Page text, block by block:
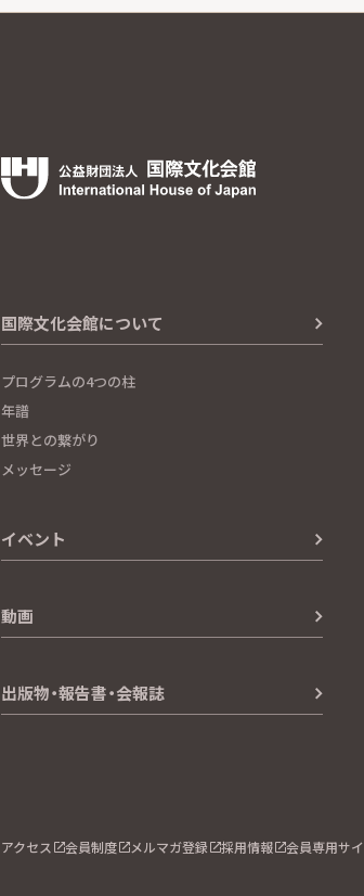
国際文化会館について
プログラムの4つの柱
年譜
世界との繋がり
メッセージ
イベント
動画
出版物・報告書・会報誌
アクセス 会員制度 メルマガ登録 採用情報 会員専用サ